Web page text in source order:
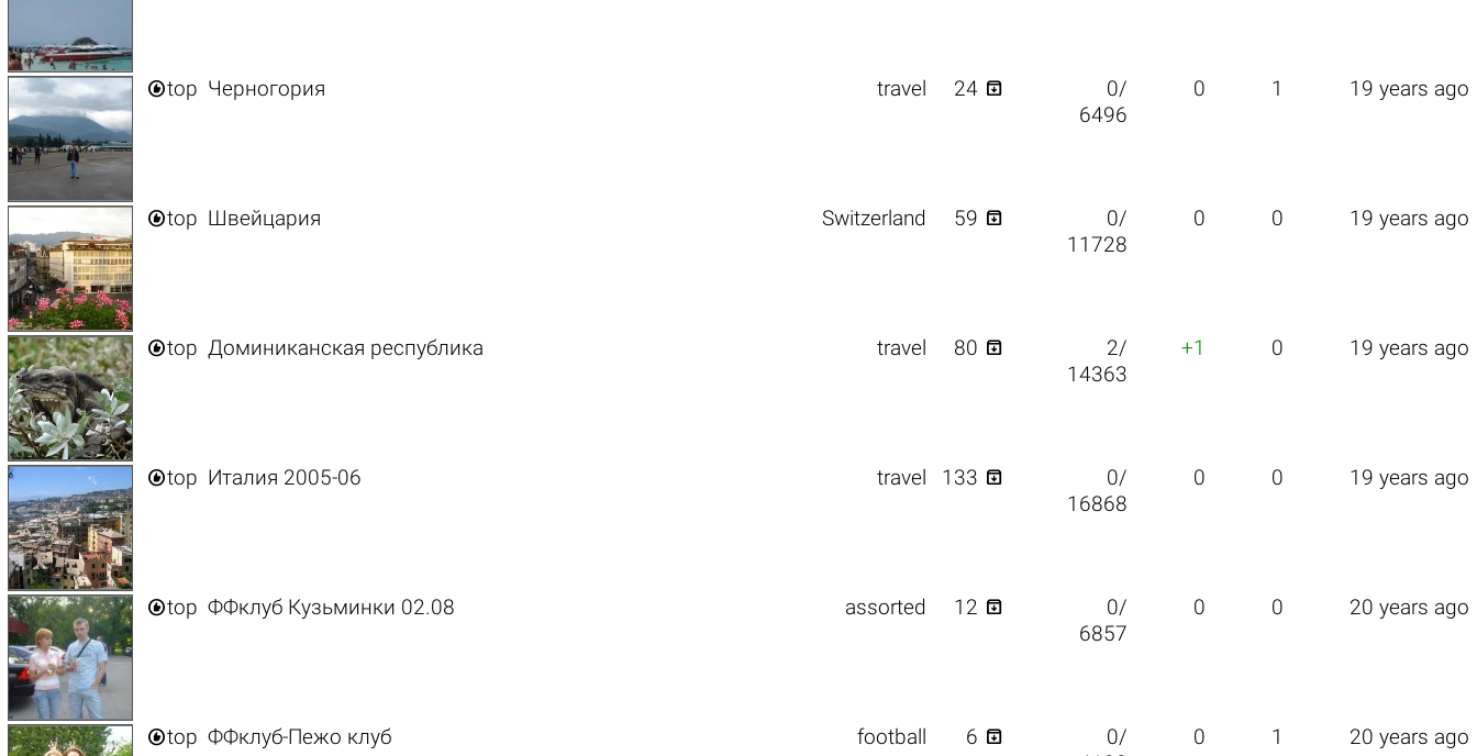
top Черногория travel 24 
0/
6496
0 1 19 years ago
top Швейцария Switzerland 59 
0/
11728
0 0 19 years ago
top Доминиканская республика travel 80 
2/
14363
+1 0 19 years ago
top Италия 2005-06 travel 133 
0/
16868
0 0 19 years ago
top ФФклуб Кузьминки 02.08 assorted 12 
0/
6857
0 0 20 years ago
top ФФклуб-Пежо клуб football 6 
0/
0 1 20 years ago